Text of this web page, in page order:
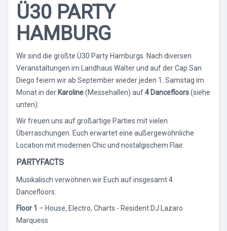
Ü30 PARTY
HAMBURG
Wir sind die größte Ü30 Party Hamburgs. Nach diversen
Veranstaltungen im Landhaus Walter und auf der Cap San
Diego feiern wir ab September wieder jeden 1. Samstag im
Monat in der Karoline(Messehallen) auf4 Dancefloors(siehe
unten).
Wir freuen uns auf großartige Parties mit vielen
Überraschungen. Euch erwartet eine außergewöhnliche
Location mit modernen Chic und nostalgischem Flair.
PARTYFACTS
Musikalisch verwöhnen wir Euch auf insgesamt 4
Dancefloors:
Floor 1 – House, Electro, Charts - Resident DJ Lazaro
Marquess